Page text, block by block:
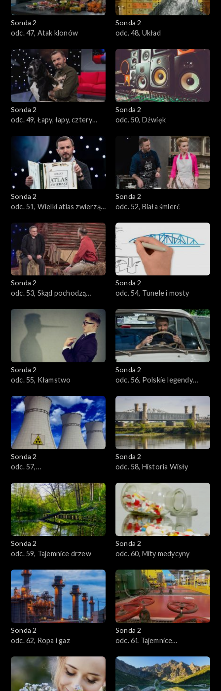
Sonda 2
odc. 47, Atak klonów
Sonda 2
odc. 48, Układ
Sonda 2
odc. 49, Łapy, łapy, cztery
Sonda 2
odc. 50, Dźwięk
Sonda 2
odc. 51, Wielki atlas zwierząt,
Sonda 2
odc. 52, Biała śmierć
Sonda 2
odc. 53, Skąd pochodzą
Sonda 2
odc. 54, Tunele i mosty
Sonda 2
odc. 55, Kłamstwo
Sonda 2
odc. 56, Polskie legendy
Sonda 2
odc. 57,
Sonda 2
odc. 58, Historia Wisły
Sonda 2
odc. 59, Tajemnice drzew
Sonda 2
odc. 60, Mity medycyny
Sonda 2
odc. 62, Ropa i gaz
Sonda 2
odc. 61 Tajemnice